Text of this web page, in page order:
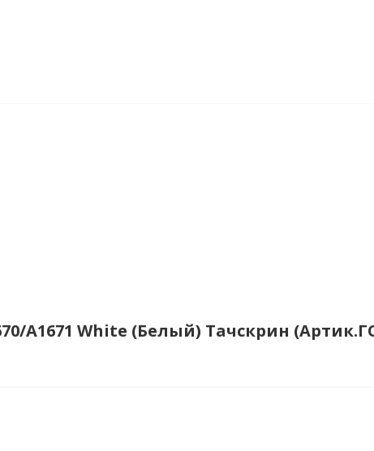
A1671 White (Белый) Тачскрин